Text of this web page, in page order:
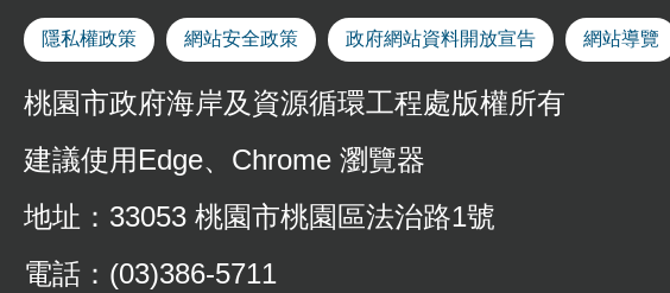
隱私權政策 網站安全政策 政府網站資料開放宣告 網站導覽
桃園市政府海岸及資源循環工程處版權所有
建議使用Edge、Chrome 瀏覽器
地址：33053 桃園市桃園區法治路1號
電話：(03)386-5711